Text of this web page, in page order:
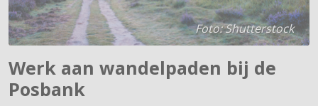
Foto: Shutterstock
Werk aan wandelpaden bij de
Posbank